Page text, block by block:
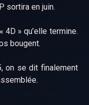
sortira en juin.
4D » qu’elle termine.
bougent.
on se dit finalement